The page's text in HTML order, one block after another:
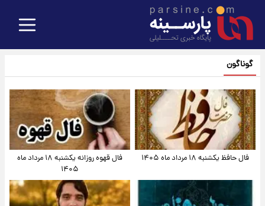
گوناگون
فال حافظ یکشنبه ۱۸ مرداد ماه ۱۴۰۵
فال قهوه روزانه یکشنبه ۱۸ مرداد ماه
۱۴۰۵